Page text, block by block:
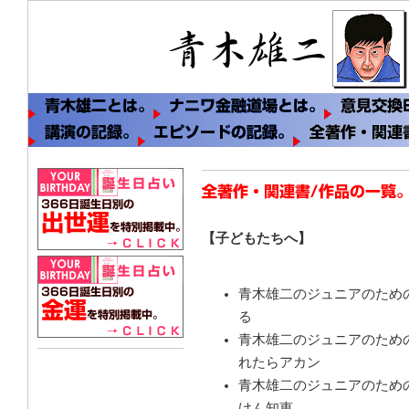
【子どもたちへ】
青木雄二のジュニアのため
る
青木雄二のジュニアのため
れたらアカン
青木雄二のジュニアのため